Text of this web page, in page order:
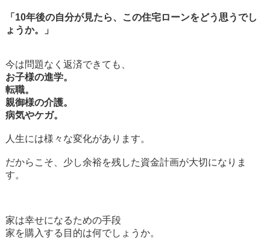
「10年後の自分が見たら、この住宅ローンをどう思うでし
ょうか。」
今は問題なく返済できても、
お子様の進学。
転職。
親御様の介護。
病気やケガ。
人生には様々な変化があります。
だからこそ、少し余裕を残した資金計画が大切になりま
す。
家は幸せになるための手段
家を購入する目的は何でしょうか。